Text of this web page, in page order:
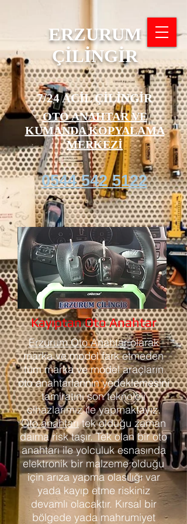
ERZURUM
ÇİLİNGİR
7/24 ACİL ÇİLİNGİR
OTO ANAHTAR VE
KUMANDA KOPYALAMA
MERKEZİ
0544 542 5122
Kayıptan Oto Anahtar
Erzurum Oto Anahtarolarak
marka ve model fark etmeden
tüm marka ve model araçların
oto anahtarlarının yedeklemesini
tamiratını son teknoloji
cihazlarımız ile yapmaktayız.
Oto anahtarıtek olduğu zaman
daima risk taşır. Tek olan bir oto
anahtarı ile yolculuk esnasında
elektronik bir malzeme olduğu
için arıza yapma olasılığı var
yada kayıp etme riskiniz
devamlı olacaktır. Kırsal bir
bölgede yada mahrumiyet